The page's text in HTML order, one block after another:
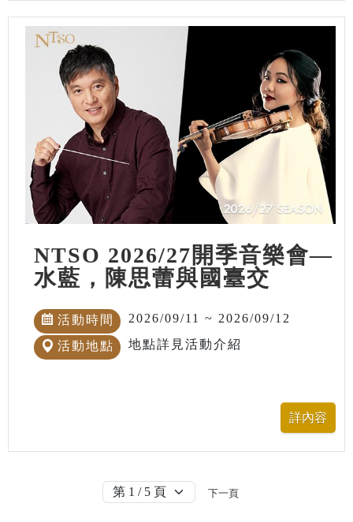
NTSO 2026/27開季音樂會—
水藍，陳思蕾與國臺交
活動時間 2026/09/11 ~ 2026/09/12
活動地點 地點詳見活動介紹
下一頁